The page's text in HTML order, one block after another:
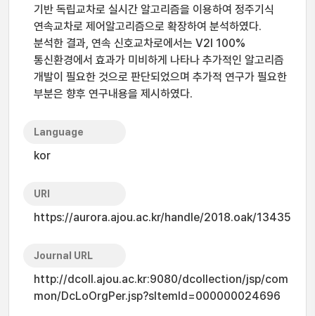
기반 독립교차로 실시간 알고리즘을 이용하여 정주기식
연속교차로 제어알고리즘으로 확장하여 분석하였다.
분석한 결과, 연속 신호교차로에서는 V2I 100%
통신환경에서 효과가 미비하게 나타나 추가적인 알고리즘
개발이 필요한 것으로 판단되었으며 추가적 연구가 필요한
부분은 향후 연구내용을 제시하였다.
Language
kor
URI
https://aurora.ajou.ac.kr/handle/2018.oak/13435
Journal URL
http://dcoll.ajou.ac.kr:9080/dcollection/jsp/com
mon/DcLoOrgPer.jsp?sItemId=000000024696